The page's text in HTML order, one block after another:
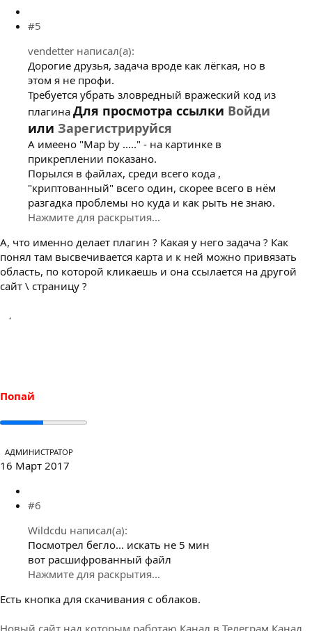
#5
vendetter написал(а):
Дорогие друзья, задача вроде как лёгкая, но в
этом я не профи.
Требуется убрать зловредный вражеский код из
плагина Для просмотра ссылки Войди
или Зарегистрируйся
А имеено "Map by ....." - на картинке в
прикреплении показано.
Порылся в файлах, среди всего кода ,
"криптованный" всего один, скорее всего в нём
разгадка проблемы но куда и как рыть не знаю.
Нажмите для раскрытия...
А, что именно делает плагин ? Какая у него задача ? Как
понял там высвечивается карта и к ней можно привязать
область, по которой кликаешь и она ссылается на другой
сайт \ страницу ?
Попай
АДМИНИСТРАТОР
16 Март 2017
#6
Wildcdu написал(а):
Посмотрел бегло... искать не 5 мин
вот расшифрованный файл
Нажмите для раскрытия...
Есть кнопка для скачивания с облаков.